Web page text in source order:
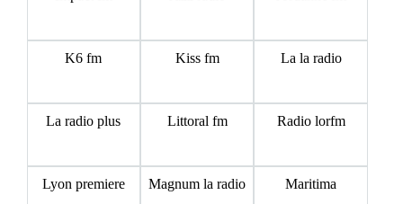
K6 fm Kiss fm La la radio
La radio plus Littoral fm Radio lorfm
Lyon premiere Magnum la radio Maritima